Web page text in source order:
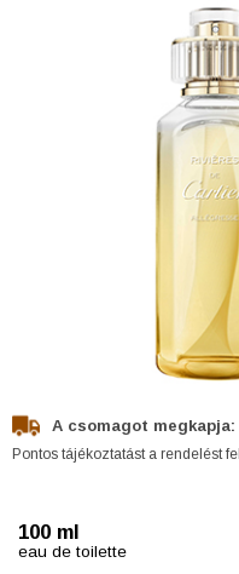
A csomagot megkapja:
Pontos tájékoztatást a rendelést
100 ml
eau de toilette